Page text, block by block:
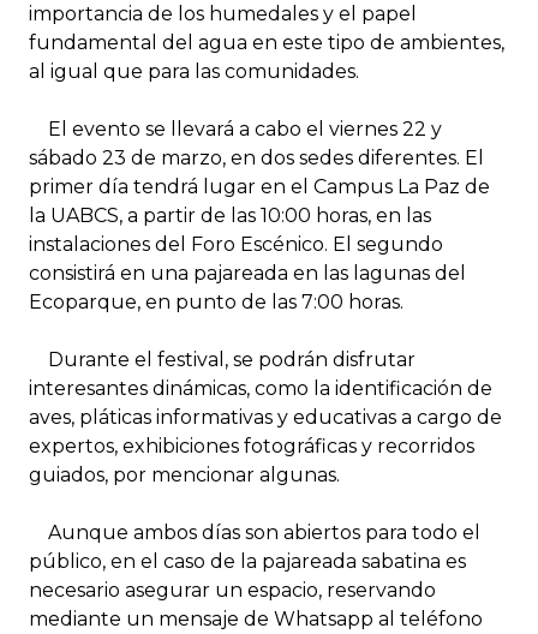
importancia de los humedales y el papel
fundamental del agua en este tipo de ambientes,
al igual que para las comunidades.
El evento se llevará a cabo el viernes 22 y
sábado 23 de marzo, en dos sedes diferentes. El
primer día tendrá lugar en el Campus La Paz de
la UABCS, a partir de las 10:00 horas, en las
instalaciones del Foro Escénico. El segundo
consistirá en una pajareada en las lagunas del
Ecoparque, en punto de las 7:00 horas.
Durante el festival, se podrán disfrutar
interesantes dinámicas, como la identificación de
aves, pláticas informativas y educativas a cargo de
expertos, exhibiciones fotográficas y recorridos
guiados, por mencionar algunas.
Aunque ambos días son abiertos para todo el
público, en el caso de la pajareada sabatina es
necesario asegurar un espacio, reservando
mediante un mensaje de Whatsapp al teléfono